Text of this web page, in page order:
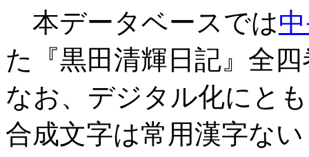
本データベースでは
た『黒田清輝日記』全
なお、デジタル化にと
合成文字は常用漢字な